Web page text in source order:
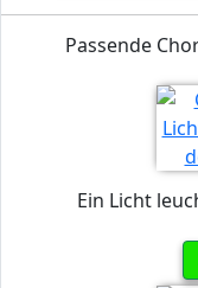
Passende
Ein Licht